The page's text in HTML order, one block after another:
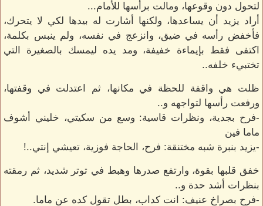
لتحول دون وقوعها، ومالت برأسها للأمام...
أراد يزيد أن يساعدها، ولكنها أشارت له بيدها لكي لا يتحرك،
فأخفض رأسه في ضيق، وانزعج في نفسه، ولم ينبس بكلمة،
اكتفى فقط بإيماءة خفيفة، ومد يده ليمسك بالصغيرة التي
تختبيء خلفه..
ظلت هي واقفة للحظة في مكانها، ثم اعتدلت في وقفتها،
ورفعت رأسها لتواجهه و..
-فرح بجدية، ونظرات قاسية: وسع من سكيتي، خليني أشوف
ماما فين
-يزيد بنبرة شبه مختنقة: فرح، الحاجة فوزية، تعيشي إنتي..!
خفق قلبها بقوة، وارتفع صدرها وهبط في توتر شديد، ثم رمقته
بنظرات أشد حدة و..
-فرح بصراخ عنيف: انت كداب، بطل تقول كده عن ماما.